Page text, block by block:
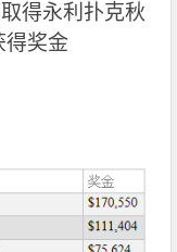
得永利扑克秋
得奖金